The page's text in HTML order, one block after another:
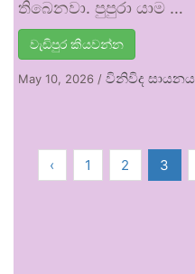
තිබෙනවා. පුපුරා යාම …
වැඩිපුර කියවන්න
May 10, 2026 / විනිවිද සායනය
‹ 1 2 3